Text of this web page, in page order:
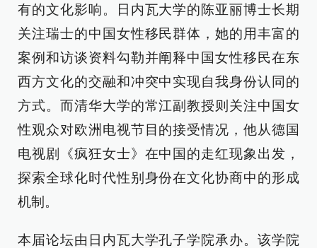
有的文化影响。日内瓦大学的陈亚丽博士长期
关注瑞士的中国女性移民群体，她的用丰富的
案例和访谈资料勾勒并阐释中国女性移民在东
西方文化的交融和冲突中实现自我身份认同的
方式。而清华大学的常江副教授则关注中国女
性观众对欧洲电视节目的接受情况，他从德国
电视剧《疯狂女士》在中国的走红现象出发，
探索全球化时代性别身份在文化协商中的形成
机制。
本届论坛由日内瓦大学孔子学院承办。该学院